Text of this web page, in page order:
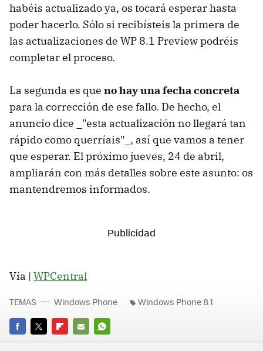
habéis actualizado ya, os tocará esperar hasta
poder hacerlo. Sólo si recibísteis la primera de
las actualizaciones de WP 8.1 Preview podréis
completar el proceso.
La segunda es que no hay una fecha concreta
para la corrección de ese fallo. De hecho, el
anuncio dice _"esta actualización no llegará tan
rápido como querríais"_, así que vamos a tener
que esperar. El próximo jueves, 24 de abril,
ampliarán con más detalles sobre este asunto: os
mantendremos informados.
Vía | WPCentral
FACEBOOK
TWITTERFLIPBOARD
E-
WHATSAPP
TEMAS Windows Phone Windows Phone 8.1